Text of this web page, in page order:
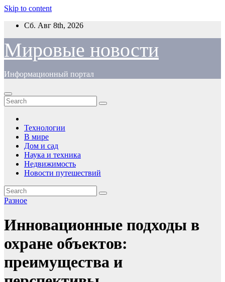
Skip to content
Сб. Авг 8th, 2026
Мировые новости
Информационный портал
Технологии
В мире
Дом и сад
Наука и техника
Недвижимость
Новости путешествий
Разное
Инновационные подходы в
охране объектов:
преимущества и